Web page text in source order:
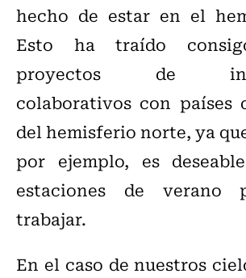
hecho de estar en el
Esto ha traído
proyectos de
colaborativos con países
del hemisferio norte, ya
por ejemplo, es
estaciones de verano
trabajar.
En el caso de nuestros